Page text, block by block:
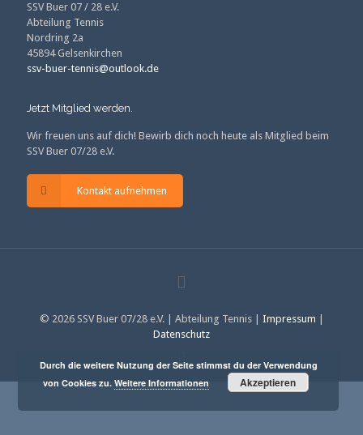
SSV Buer 07 / 28 e.V.
Abteilung Tennis
Nordring 2a
45894 Gelsenkirchen
ssv-buer-tennis@outlook.de
Jetzt Mitglied werden.
Wir freuen uns auf dich! Bewirb dich noch heute als Mitglied beim
SSV Buer 07/28 e.V.
Kontakt aufnehmen
© 2026 SSV Buer 07/28 e.V. | Abteilung Tennis | Impressum
Datenschutz
Durch die weitere Nutzung der Seite stimmst du der Verwendung
von Cookies zu. Weitere Informationen Akzeptieren